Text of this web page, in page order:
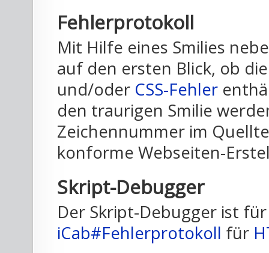
Fehlerprotokoll
Mit Hilfe eines Smilies
auf den ersten Blick, ob
und/oder CSS-Fehler
den traurigen Smilie
Zeichennummer im
konforme Webseiten-
Skript-Debugger
Der Skript-Debugger ist
iCab#Fehlerprotokoll für